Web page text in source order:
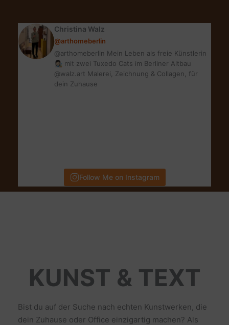
Christina Walz
@arthomeberlin
@arthomeberlin Mein Leben als freie Künstlerin
👩🏻‍🎨 mit zwei Tuxedo Cats im Berliner Altbau
@walz.art Malerei, Zeichnung & Collagen, für
dein Zuhause
Follow Me on Instagram
KUNST & TEXT
Bist du auf der Suche nach echten Kunstwerken, die
dein Zuhause oder Office einzigartig machen? Als